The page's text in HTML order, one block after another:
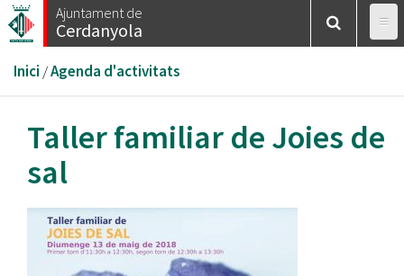
Vés
al
Ajuntament de
Cerdanyola
Esteu
aquí
Inici /Agenda d'activitats
Taller familiar de Joies de
sal